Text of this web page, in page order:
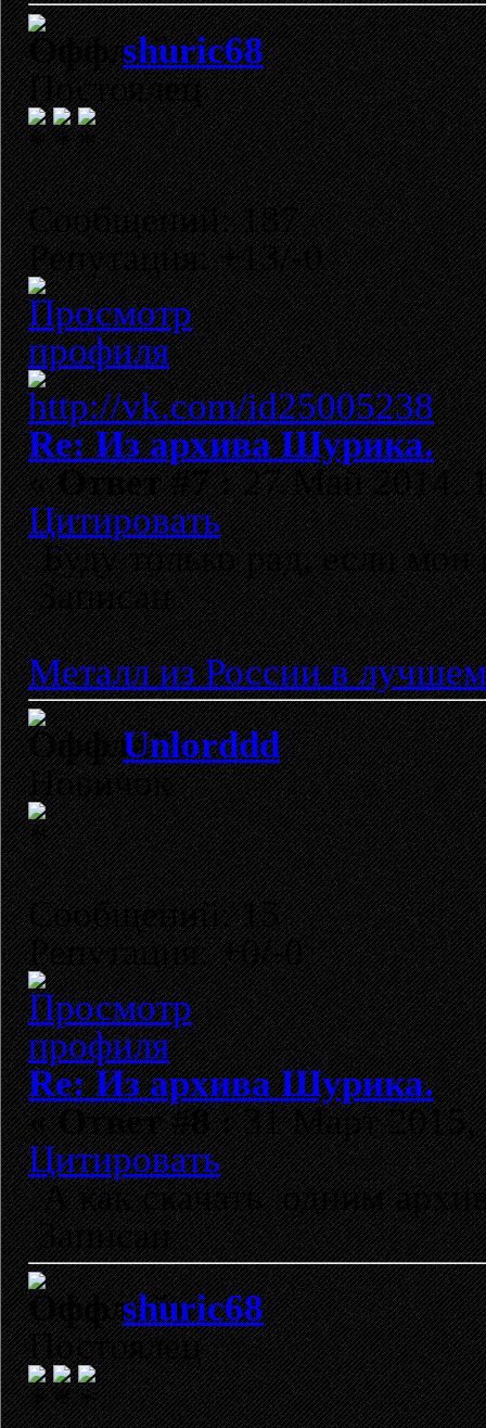
shuric68
Постоялец
Сообщений: 187
Репутация: +13/-0
Re: Из архива Шурика.
«Ответ #7 :27 Май 2014,
Цитировать
Буду только рад, если
Записан
Металл из России в
Unlorddd
Новичок
Сообщений: 15
Репутация: +0/-0
Re: Из архива Шурика.
«Ответ #8 :31 Март 2015,
Цитировать
А как скачать одним
Записан
shuric68
Постоялец